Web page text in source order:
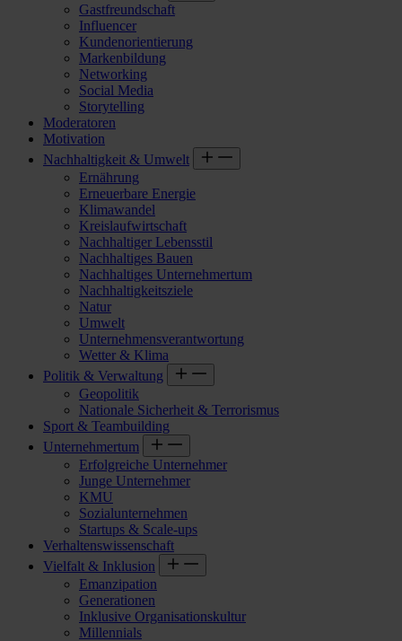
Gastfreundschaft
Influencer
Kundenorientierung
Markenbildung
Networking
Social Media
Storytelling
Moderatoren
Motivation
Nachhaltigkeit & Umwelt
Ernährung
Erneuerbare Energie
Klimawandel
Kreislaufwirtschaft
Nachhaltiger Lebensstil
Nachhaltiges Bauen
Nachhaltiges Unternehmertum
Nachhaltigkeitsziele
Natur
Umwelt
Unternehmensverantwortung
Wetter & Klima
Politik & Verwaltung
Geopolitik
Nationale Sicherheit & Terrorismus
Sport & Teambuilding
Unternehmertum
Erfolgreiche Unternehmer
Junge Unternehmer
KMU
Sozialunternehmen
Startups & Scale-ups
Verhaltenswissenschaft
Vielfalt & Inklusion
Emanzipation
Generationen
Inklusive Organisationskultur
Millennials